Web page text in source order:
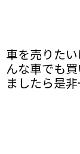
車を売りた
んな車でも
ましたら是